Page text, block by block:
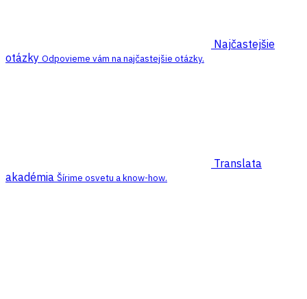
Najčastejšie
otázky Odpovieme vám na najčastejšie otázky.
Translata
akadémia Šírime osvetu a know-how.